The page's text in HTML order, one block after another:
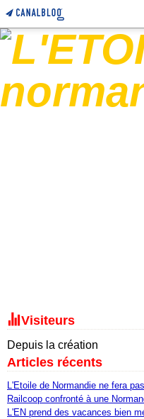
Visiteurs
Depuis la création
Articles récents
L'Etoile de Normandie ne fera
Railcoop confronté à une
L'EN prend des vacances bien